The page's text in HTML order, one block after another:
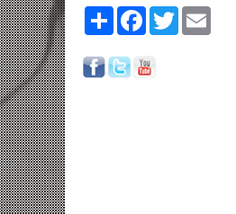
Share FacebookTwitter